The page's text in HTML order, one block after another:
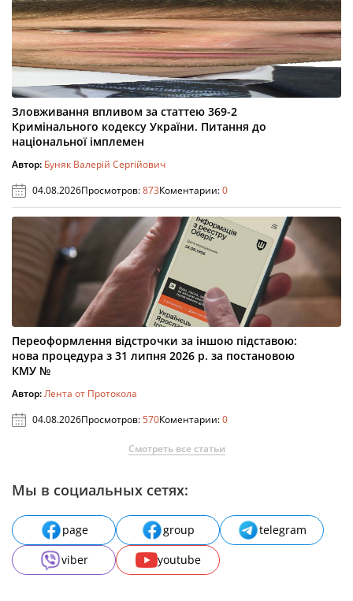
Зловживання впливом за статтею 369-2
Кримінального кодексу України. Питання до
національної імплемен
Автор: Буняк Валерій Сергійович
04.08.2026Просмотров:873Коментарии:0
Переоформлення відстрочки за іншою підставою:
нова процедура з 31 липня 2026 р. за постановою
КМУ №
Автор:Лента от Протокола
04.08.2026Просмотров:570Коментарии:0
Смотреть все статьи
Мы в социальных сетях:
page group
telegram
viber
youtube